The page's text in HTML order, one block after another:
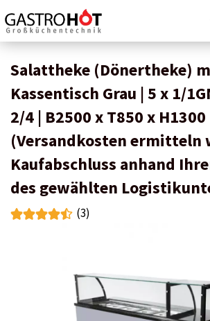
Salattheke (Dönertheke)
Kassentisch Grau | 5 x 1/
2/4 | B2500 x T850 x
(Versandkosten ermitteln
Kaufabschluss anhand
des gewählten
(3)